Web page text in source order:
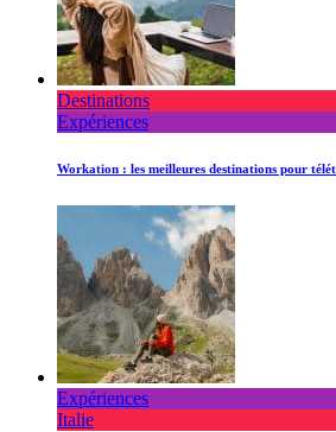
Destinations
Expériences
Workation : les meilleures destinations pour
Expériences
Italie